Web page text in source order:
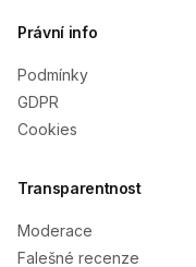
Právní info
Podmínky
GDPR
Cookies
Transparentnost
Moderace
Falešné recenze